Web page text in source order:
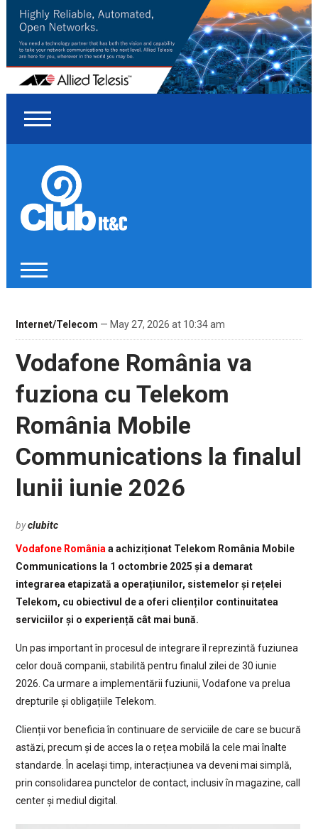
Internet/Telecom — May 27, 2026 at 10:34 am
Vodafone România va
fuziona cu Telekom
România Mobile
Communications la finalul
lunii iunie 2026
byclubitc
Vodafone Româniaa achiziționat Telekom România Mobile
Communications la 1 octombrie 2025 și a demarat
integrarea etapizată a operațiunilor, sistemelor și rețelei
Telekom, cu obiectivul de a oferi clienților continuitatea
serviciilor și o experiență cât mai bună.
Un pas important în procesul de integrare îl reprezintă fuziunea
celor două companii, stabilită pentru finalul zilei de 30 iunie
2026. Ca urmare a implementării fuziunii, Vodafone va prelua
drepturile și obligațiile Telekom.
Clienții vor beneficia în continuare de serviciile de care se bucură
astăzi, precum și de acces la o rețea mobilă la cele mai înalte
standarde. În același timp, interacțiunea va deveni mai simplă,
prin consolidarea punctelor de contact, inclusiv în magazine, call
center și mediul digital.